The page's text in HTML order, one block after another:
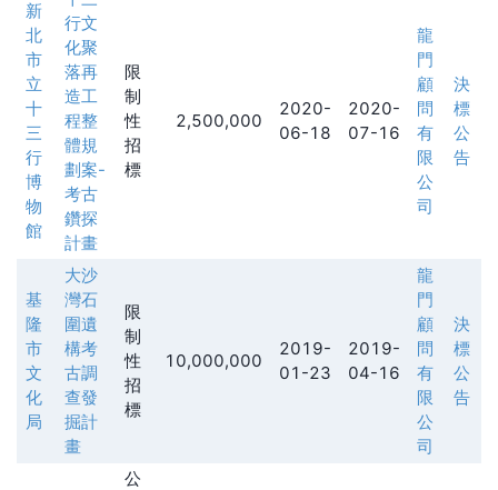
新
北
市
立
十
三
行
博
物
館
行文
化聚
落再
造工
程整
體規
劃案-
考古
鑽探
計畫
限
制
性
招
標
2,500,000
2020-
06-18
2020-
07-16
龍
門
顧
問
有
限
公
司
決
標
公
告
基
隆
市
文
化
局
大沙
灣石
圍遺
構考
古調
查發
掘計
畫
限
制
性
招
標
10,000,000
2019-
01-23
2019-
04-16
龍
門
顧
問
有
限
公
司
決
標
公
告
公